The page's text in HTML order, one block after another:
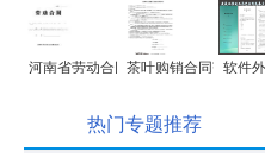
河南省劳动合同范本茶叶购销合同范文
软件
热门专题推荐